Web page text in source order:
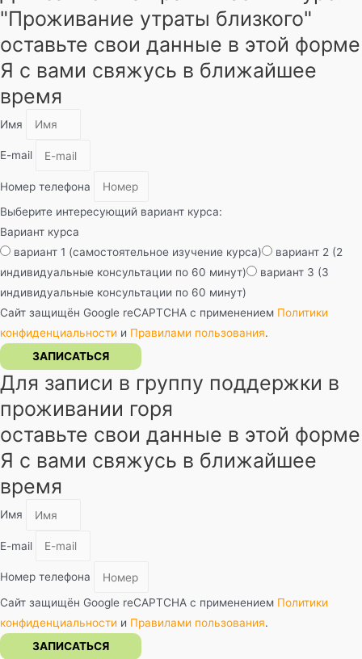
"Проживание утраты близкого"
оставьте свои данные в этой форме
Я с вами свяжусь в ближайшее
время
Имя
E-mail
Номер телефона
Выберите интересующий вариант курса:
Вариант курса
вариант 1 (самостоятельное изучение курса)
вариант 2 (2
индивидуальные консультации по 60 минут)
вариант 3 (3
индивидуальные консультации по 60 минут)
Сайт защищён Google reCAPTCHA с применением Политики
конфиденциальности и Правилами пользования.
ЗАПИСАТЬСЯ
Для записи в группу поддержки в
проживании горя
оставьте свои данные в этой форме
Я с вами свяжусь в ближайшее
время
Имя
E-mail
Номер телефона
Сайт защищён Google reCAPTCHA с применением Политики
конфиденциальности и Правилами пользования.
ЗАПИСАТЬСЯ